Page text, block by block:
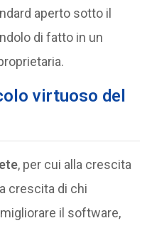
aperto sotto il
di fatto in un
virtuoso del
, per cui alla crescita
crescita di chi
il software,